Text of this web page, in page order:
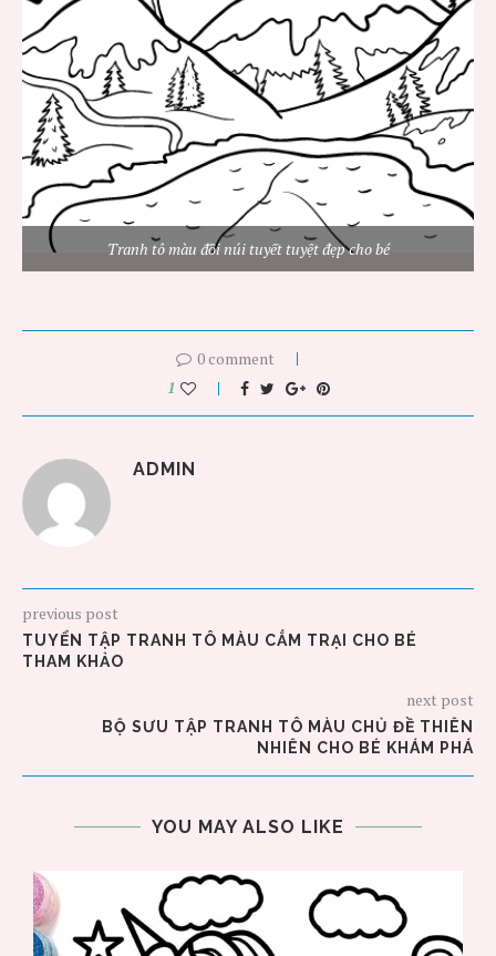
Tranh tô màu đồi núi tuyết tuyệt đẹp cho bé
0 comment
1
ADMIN
previous post
TUYỂN TẬP TRANH TÔ MÀU CẮM TRẠI CHO BÉ
THAM KHẢO
next post
BỘ SƯU TẬP TRANH TÔ MÀU CHỦ ĐỀ THIÊN
NHIÊN CHO BÉ KHÁM PHÁ
YOU MAY ALSO LIKE